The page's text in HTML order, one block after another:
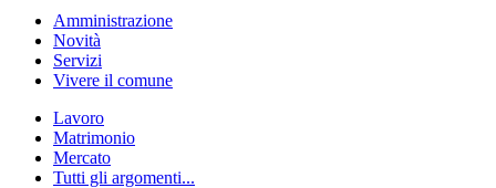
Amministrazione
Novità
Servizi
Vivere il comune
Lavoro
Matrimonio
Mercato
Tutti gli argomenti...